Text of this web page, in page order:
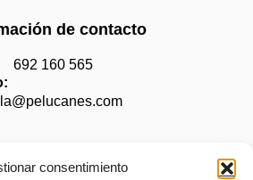
consentimiento
de contacto
692 160 565